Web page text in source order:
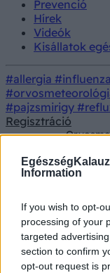
Information
If you wish to opt-
processing of your
targeted
section to confirm
opt-out request is
Prevenció
Hírek
Videók
Kisállatok
#allergia #influenza
#pajzsmirigy
Regisztráció
napsütés!
a szívünk
vasárnap